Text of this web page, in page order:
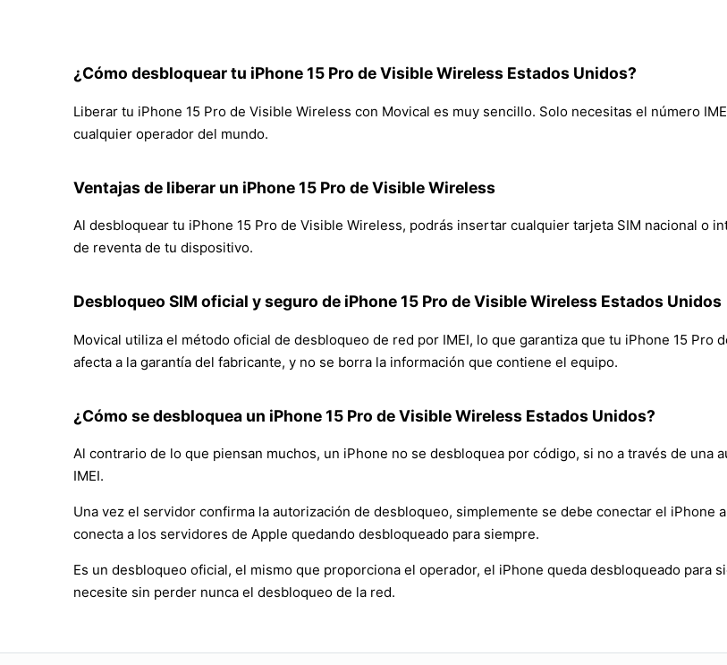
¿Cómo desbloquear tu iPhone 15 Pro de Visible Wireless Estados Unidos?
Liberar tu iPhone 15 Pro de Visible Wireless con Movical es muy sencillo. Solo necesitas el número
cualquier operador del mundo.
Ventajas de liberar un iPhone 15 Pro de Visible Wireless
Al desbloquear tu iPhone 15 Pro de Visible Wireless, podrás insertar cualquier tarjeta SIM nacional o
de reventa de tu dispositivo.
Desbloqueo SIM oficial y seguro de iPhone 15 Pro de Visible Wireless Estados Unidos
Movical utiliza el método oficial de desbloqueo de red por IMEI, lo que garantiza que tu iPhone 15
afecta a la garantía del fabricante, y no se borra la información que contiene el equipo.
¿Cómo se desbloquea un iPhone 15 Pro de Visible Wireless Estados Unidos?
Al contrario de lo que piensan muchos, un iPhone no se desbloquea por código, si no a través de una
IMEI.
Una vez el servidor confirma la autorización de desbloqueo, simplemente se debe conectar el iPhone
conecta a los servidores de Apple quedando desbloqueado para siempre.
Es un desbloqueo oficial, el mismo que proporciona el operador, el iPhone queda desbloqueado para
necesite sin perder nunca el desbloqueo de la red.